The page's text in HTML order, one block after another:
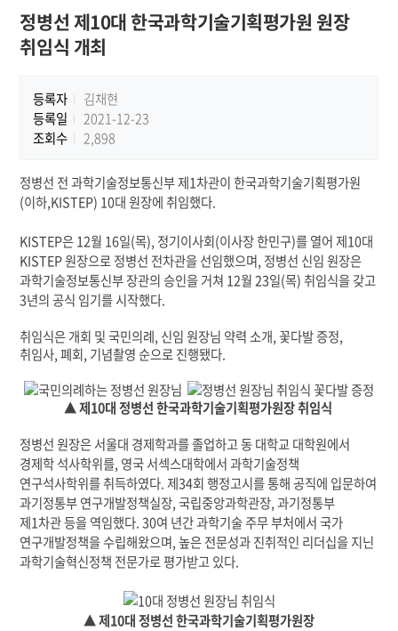
정병선 제10대 한국과학기술기획평가원 원장
취임식 개최
등록자
김채현
등록일
2021-12-23
조회수
2,898
정병선 전 과학기술정보통신부 제1차관이 한국과학기술기획평가원
(이하,KISTEP) 10대 원장에 취임했다.
KISTEP은12월 16일(목), 정기이사회(이사장 한민구)를 열어 제10대
KISTEP원장으로 정병선 전차관을 선임했으며, 정병선 신임 원장은
과학기술정보통신부 장관의 승인을 거쳐 12월23일(목)취임식을 갖고
3년의 공식 임기를 시작했다.
취임식은 개회 및 국민의례, 신임 원장님 약력 소개, 꽃다발 증정,
취임사, 폐회, 기념촬영 순으로 진행됐다.
▲ 제10대 정병선한국과학기술기획평가원장 취임식
정병선 원장은 서울대 경제학과를 졸업하고 동 대학교 대학원에서
경제학 석사학위를, 영국 서섹스대학에서 과학기술정책
연구석사학위를 취득하였다. 제34회 행정고시를 통해 공직에 입문하여
과기정통부 연구개발정책실장,국립중앙과학관장,과기정통부
제1차관 등을 역임했다. 30여 년간 과학기술 주무 부처에서 국가
연구개발정책을 수립해왔으며,높은 전문성과 진취적인 리더십을 지닌
과학기술혁신정책 전문가로 평가받고 있다.
▲ 제10대 정병선 한국과학기술기획평가원장